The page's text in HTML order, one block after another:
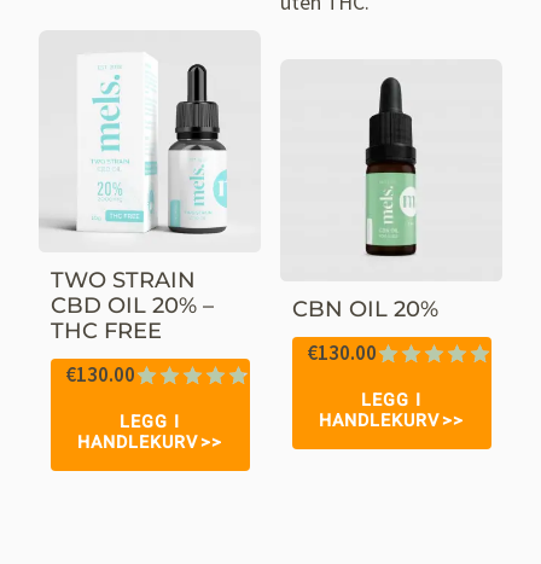
TWO STRAIN
CBD OIL 20% –
THC FREE
Vurdert
4.78av 5
basert på
27
kundevurderinger
€130.00
LEGG I
HANDLEKURV
CBN OIL 20%
Vurdert
5.00av 5
basert på
20
kundevurderinger
€130.00
LEGG I
HANDLEKURV